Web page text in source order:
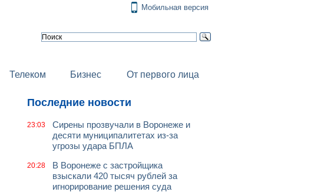
Мобильная версия
Телеком Бизнес От первого лица
Последние новости
23:03
Сирены прозвучали в Воронеже и
десяти муниципалитетах из-за
угрозы удара БПЛА
20:28
В Воронеже с застройщика
взыскали 420 тысяч рублей за
игнорирование решения суда